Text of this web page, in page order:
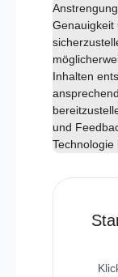
Genauigkeit
Inhalten
und